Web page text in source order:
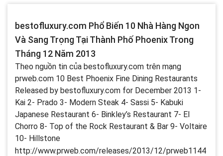
bestofluxury.com Phổ Biến 10 Nhà Hàng Ngon
Và Sang Trọng Tại Thành Phố Phoenix Trong
Tháng 12 Năm 2013
Theo nguồn tin của bestofluxury.com trên mạng
prweb.com 10 Best Phoenix Fine Dining Restaurants
Released by bestofluxury.com for December 2013 1-
Kai 2- Prado 3- Modern Steak 4- Sassi 5- Kabuki
Japanese Restaurant 6- Binkley’s Restaurant 7- El
Chorro 8- Top of the Rock Restaurant & Bar 9- Voltaire
10- Hillstone
http://www.prweb.com/releases/2013/12/prweb1144